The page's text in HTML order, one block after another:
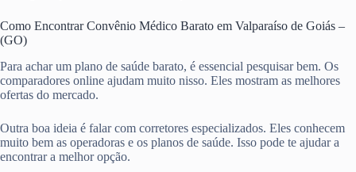
Como Encontrar Convênio Médico Barato em Valparaíso de Goiás –
(GO)
Para achar um plano de saúde barato, é essencial pesquisar bem. Os
comparadores online ajudam muito nisso. Eles mostram as melhores
ofertas do mercado.
Outra boa ideia é falar com corretores especializados. Eles conhecem
muito bem as operadoras e os planos de saúde. Isso pode te ajudar a
encontrar a melhor opção.